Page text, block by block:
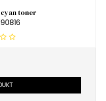
toner